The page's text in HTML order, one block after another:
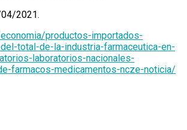
2021.
productos-importados-
total-de-la-industria-farmaceutica-en-
laboratorios-nacionales-
farmacos-medicamentos-ncze-noticia/